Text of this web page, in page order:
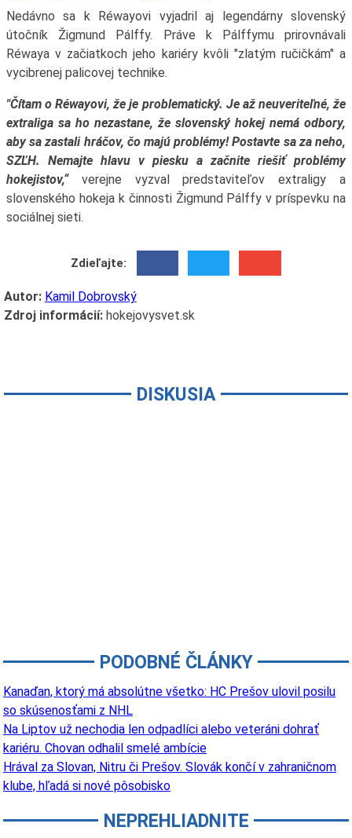
Nedávno sa k Réwayovi vyjadril aj legendárny slovenský
útočník Žigmund Pálffy. Práve k Pálffymu prirovnávali
Réwaya v začiatkoch jeho kariéry kvôli "zlatým ručičkám" a
vycibrenej palicovej technike.
"Čítam o Réwayovi, že je problematický. Je až neuveriteľné, že
extraliga sa ho nezastane, že slovenský hokej nemá odbory,
aby sa zastali hráčov, čo majú problémy! Postavte sa za neho,
SZĽH. Nemajte hlavu v piesku a začnite riešiť problémy
hokejistov,“verejne vyzval predstaviteľov extraligy a
slovenského hokeja k činnosti Žigmund Pálffy v príspevku na
sociálnej sieti.
Zdieľajte:
Autor: Kamil Dobrovský
Zdroj informácií:hokejovysvet.sk
DISKUSIA
PODOBNÉ ČLÁNKY
Kanaďan, ktorý má absolútne všetko: HC Prešov ulovil posilu
so skúsenosťami z NHL
Na Liptov už nechodia len odpadlíci alebo veteráni dohrať
kariéru. Chovan odhalil smelé ambície
Hrával za Slovan, Nitru či Prešov. Slovák končí v zahraničnom
klube, hľadá si nové pôsobisko
NEPREHLIADNITE